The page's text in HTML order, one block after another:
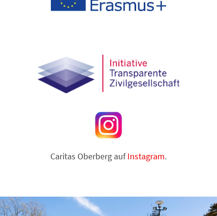
Caritas Oberberg aufInstagram.